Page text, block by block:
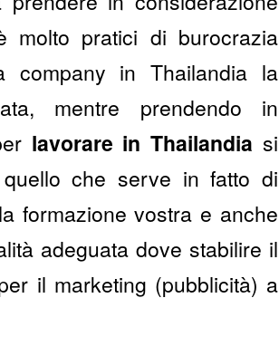
molto pratici di burocrazia
company in Thailandia la
mentre prendendo in
lavorare in Thailandia si
che serve in fatto di
formazione vostra e anche
adeguata dove stabilire il
il marketing (pubblicità) a